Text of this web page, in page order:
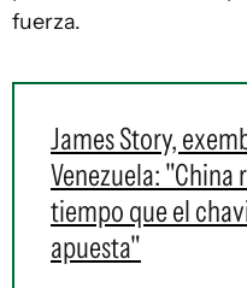
fuerza.
James Story,
Venezuela:
tiempo que el
apuesta"